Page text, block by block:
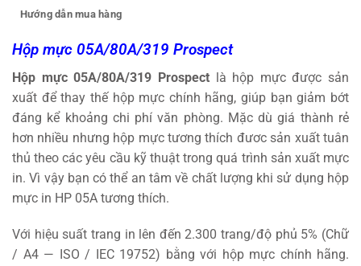
Hướng dẫn mua hàng
Hộp mực 05A/80A/319 Prospect
Hộp mực 05A/80A/319 Prospectlà hộp mực được sản
xuất để thay thế hộp mực chính hãng, giúp bạn giảm bớt
đáng kể khoảng chi phí văn phòng. Mặc dù giá thành rẻ
hơn nhiều nhưng hộp mực tương thích đươc sản xuất tuân
thủ theo các yêu cầu kỹ thuật trong quá trình sản xuất mực
in. Vì vậy bạn có thể an tâm về chất lượng khi sử dụng hộp
mực in HP 05A tương thích.
Với hiệu suất trang in lên đến 2.300 trang/độ phủ 5% (Chữ
/ A4 — ISO / IEC 19752) bằng với hộp mực chính hãng.